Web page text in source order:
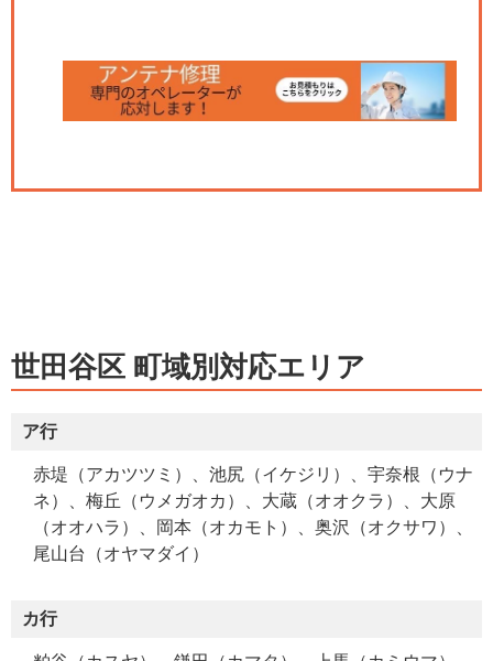
世田谷区 町域別対応エリア
ア行
赤堤（アカツツミ）、池尻（イケジリ）、宇奈根（ウナ
ネ）、梅丘（ウメガオカ）、大蔵（オオクラ）、大原
（オオハラ）、岡本（オカモト）、奥沢（オクサワ）、
尾山台（オヤマダイ）
カ行